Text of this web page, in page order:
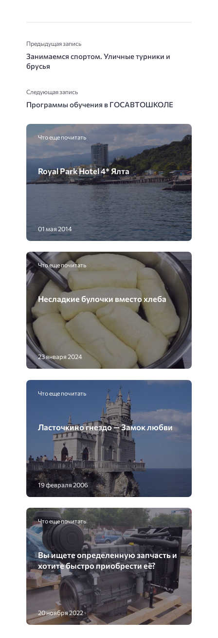
Предыдущая запись
Занимаемся спортом. Уличные турники и
брусья
Следующая запись
Программы обучения в ГОСАВТОШКОЛЕ
Что еще почитать
Royal Park Hotel 4* Ялта
01 мая 2014
Что еще почитать
Несладкие булочки вместо хлеба
23 января 2024
Что еще почитать
Ласточкино гнездо — Замок любви
19 февраля 2006
Что еще почитать
Вы ищете определенную запчасть и
хотите быстро приобрести её?
20 ноября 2022